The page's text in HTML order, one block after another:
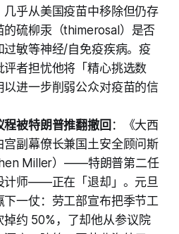
几乎从美国疫苗中移除但仍存
的硫柳汞（thimerosal）是否
过敏等神经/自免疫疾病。疫
评者担忧他将「精心挑选数
进一步削弱公众对疫苗的信
被特朗普推翻撤回 ：《大西
宫副幕僚长兼国土安全顾问斯
Miller）——特朗普第二任
计师——正在「退却」。元旦
一仗：劳工部宣布把季节工
约 50%，了却他从参议院